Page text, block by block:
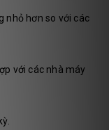
nhỏ hơn so với các
với các nhà máy